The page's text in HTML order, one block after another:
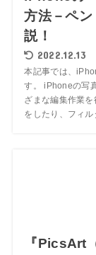
方法－ペ
説！
2022.12.13
本記事では、
す。 iPhoneの写
ざまな編集作業
をしたり、フィル
『PicsArt